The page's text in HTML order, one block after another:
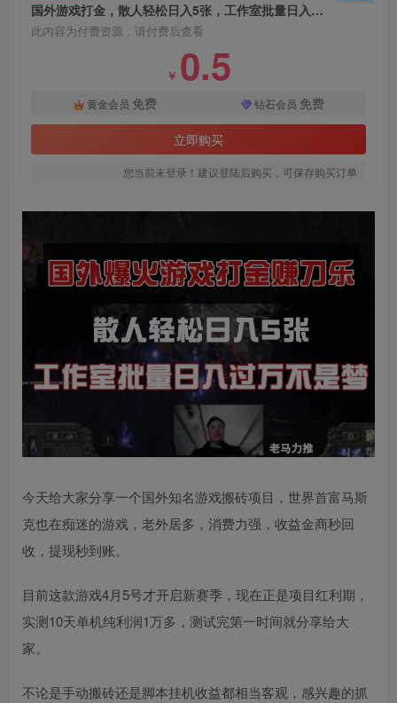
国外游戏打金，散人轻松日入5张，工作室批量日入过万不是梦
此内容为付费资源，请付费后查看
￥ 0.5
黄金会员 免费 钻石会员 免费
立即购买
您当前未登录！建议登陆后购买，可保存购买订单
今天给大家分享一个国外知名游戏搬砖项目，世界首富马斯
克也在痴迷的游戏，老外居多，消费力强，收益金商秒回
收，提现秒到账。
目前这款游戏4月5号才开启新赛季，现在正是项目红利期，
实测10天单机纯利润1万多，测试完第一时间就分享给大
家。
不论是手动搬砖还是脚本挂机收益都相当客观，感兴趣的抓